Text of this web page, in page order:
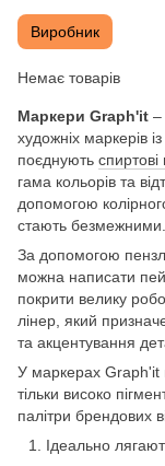
Виробник
Немає товарів
Маркери Graph'it –
художніх маркерів
поєднують
гама кольорів та
допомогою
стають безмежними.
За допомогою
можна написати
покрити велику
лінер, який
та акцентування
У маркерах Graph'it
тільки високо
палітри брендових
Ідеально